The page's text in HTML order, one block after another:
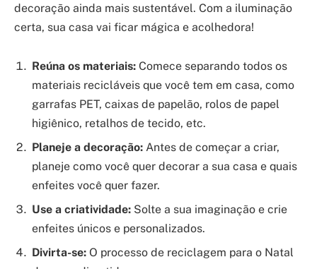
decoração ainda mais sustentável. Com a iluminação
certa, sua casa vai ficar mágica e acolhedora!
Reúna os materiais: Comece separando todos os
materiais recicláveis que você tem em casa, como
garrafas PET, caixas de papelão, rolos de papel
higiênico, retalhos de tecido, etc.
Planeje a decoração: Antes de começar a criar,
planeje como você quer decorar a sua casa e quais
enfeites você quer fazer.
Use a criatividade: Solte a sua imaginação e crie
enfeites únicos e personalizados.
Divirta-se: O processo de reciclagem para o Natal